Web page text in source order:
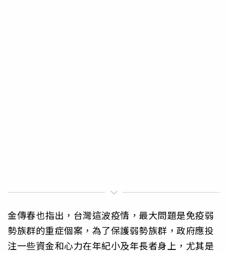
金傳春也指出，台灣這波疫情，最大問題是免疫弱
勢族群的重症個案，為了保護弱勢族群，政府應投
注一些資金和心力在年紀小及年長者身上，尤其是